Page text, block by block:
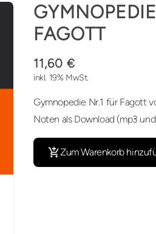
FAGOTT
11,60 €
inkl. 19% MwSt.
Gymnopedie Nr.1 für Fagott
Noten als Download (mp3
Zum Warenkorb